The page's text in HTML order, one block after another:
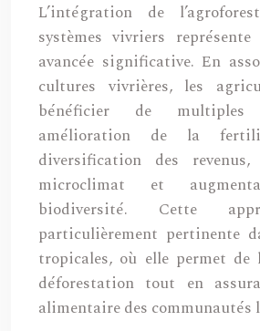
L’intégration de
systèmes vivriers
avancée significative. En
cultures vivrières, les
bénéficier de multiples
amélioration de la
diversification des
microclimat et
biodiversité. Cette
particulièrement pertinente
tropicales, où elle permet
déforestation tout en
alimentaire des communautés